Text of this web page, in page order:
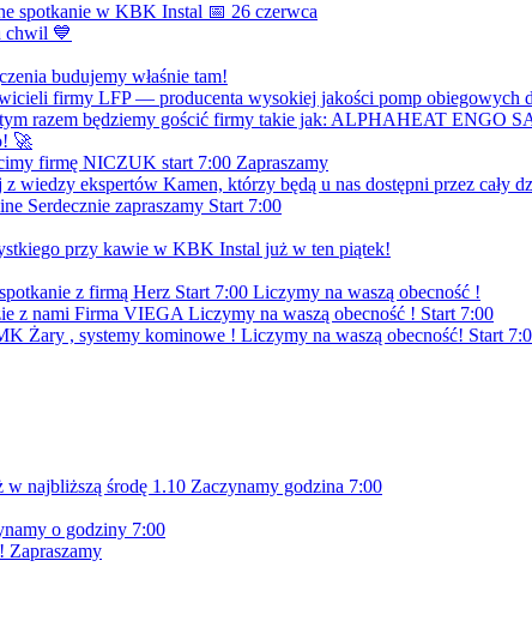
spotkanie w KBK Instal 📅 26 czerwca
chwil 💙
budujemy właśnie tam!
firmy LFP — producenta wysokiej jakości pomp obiegowych
razem będziemy gościć firmy takie jak: ALPHAHEAT ENGO
🚀
firmę NICZUK start 7:00 Zapraszamy
wiedzy ekspertów Kamen, którzy będą u nas dostępni przez cały
Serdecznie zapraszamy Start 7:00
przy kawie w KBK Instal już w ten piątek!
z firmą Herz Start 7:00 Liczymy na waszą obecność !
z nami Firma VIEGA Liczymy na waszą obecność ! Start 7:00
Żary , systemy kominowe ! Liczymy na waszą obecność! Start
najbliższą środę 1.10 Zaczynamy godzina 7:00
o godziny 7:00